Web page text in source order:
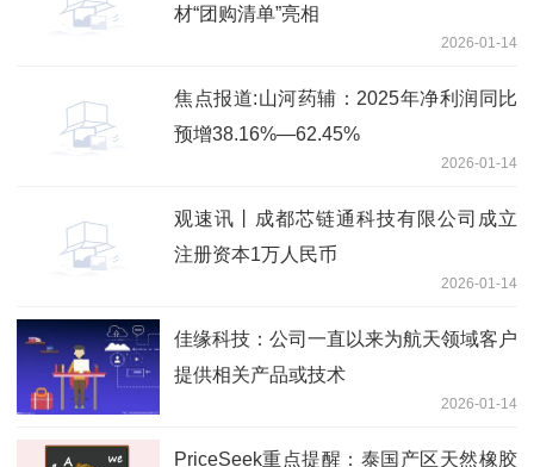
材“团购清单”亮相
2026-01-14
焦点报道:山河药辅：2025年净利润同比
预增38.16%—62.45%
2026-01-14
观速讯丨成都芯链通科技有限公司成立
注册资本1万人民币
2026-01-14
佳缘科技：公司一直以来为航天领域客户
提供相关产品或技术
2026-01-14
PriceSeek重点提醒：泰国产区天然橡胶